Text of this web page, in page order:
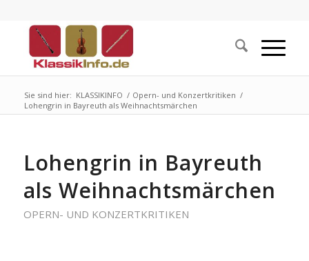
Sie sind hier: KLASSIKINFO / Opern- und Konzertkritiken /
Lohengrin in Bayreuth als Weihnachtsmärchen
Lohengrin in Bayreuth
als Weihnachtsmärchen
OPERN- UND KONZERTKRITIKEN